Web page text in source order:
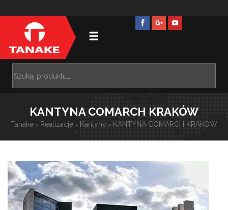
KANTYNA COMARCH KRAKÓW
Tanake > Realizacje > Kantyny > KANTYNA COMARCH KRAKÓW